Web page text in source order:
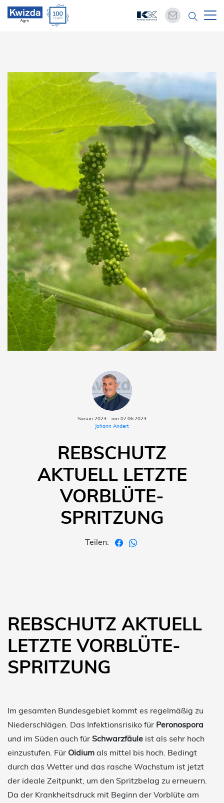
Saison 2023 - am 07.06.2023
Johann Andert
REBSCHUTZ
AKTUELL LETZTE
VORBLÜTE-
SPRITZUNG
Teilen:
REBSCHUTZ AKTUELL
LETZTE VORBLÜTE-
SPRITZUNG
Im gesamten Bundesgebiet kommt es regelmäßig zu
Niederschlägen. Das Infektionsrisiko für Peronospora
und im Süden auch für Schwarzfäule ist als sehr hoch
einzustufen. Für Oidium als mittel bis hoch. Bedingt
durch das Wetter und das rasche Wachstum ist jetzt
der ideale Zeitpunkt, um den Spritzbelag zu erneuern.
Da der Krankheitsdruck mit Beginn der Vorblüte am